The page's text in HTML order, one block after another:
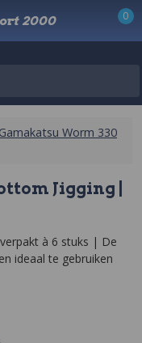
2000 0
Gamakatsu Worm 330
Jigging |
à 6 stuks | De
ideaal te gebruiken